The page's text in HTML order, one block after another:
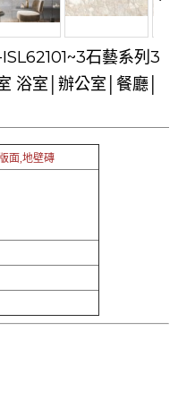
石藝系列3
浴室│辦公室│餐廳│
面,地壁磚